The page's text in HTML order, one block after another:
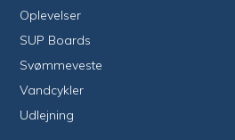
Oplevelser
SUP Boards
Svømmeveste
Vandcykler
Udlejning